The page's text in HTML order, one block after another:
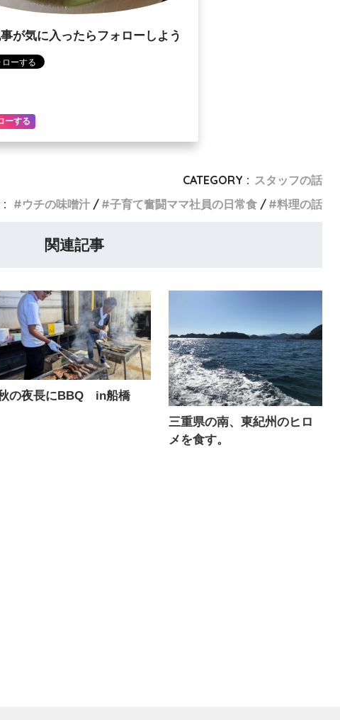
が気に入ったらフォローしよう
ーする
CATEGORY : スタッフの話
:
ウチの味噌汁 子育て奮闘ママ社員の日常食 料理の話
関連記事
の夜長にBBQ in船橋
三重県の南、東紀州のヒロ
メを食す。